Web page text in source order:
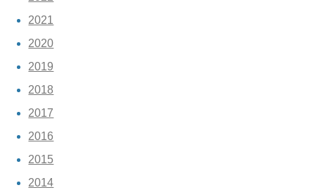
2021
2020
2019
2018
2017
2016
2015
2014